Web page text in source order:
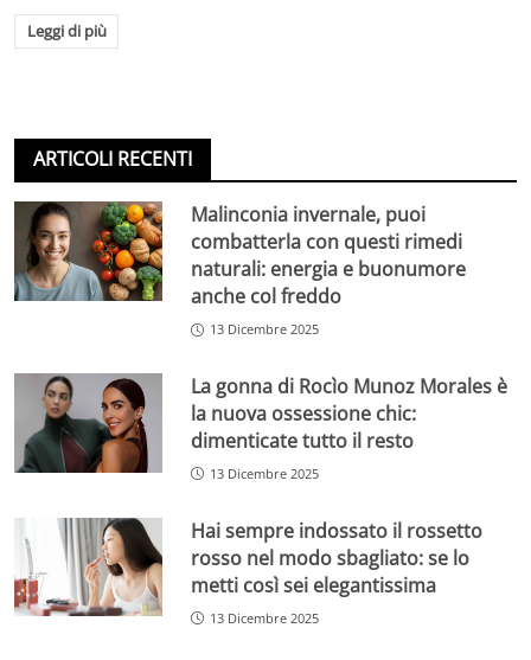
Leggi di più
ARTICOLI RECENTI
Malinconia invernale, puoi
combatterla con questi rimedi
naturali: energia e buonumore
anche col freddo
13 Dicembre 2025
La gonna di Rocìo Munoz Morales è
la nuova ossessione chic:
dimenticate tutto il resto
13 Dicembre 2025
Hai sempre indossato il rossetto
rosso nel modo sbagliato: se lo
metti così sei elegantissima
13 Dicembre 2025